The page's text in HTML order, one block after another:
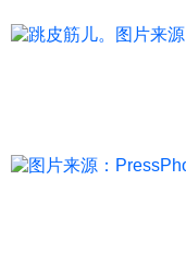
时政
评论
农业
图表